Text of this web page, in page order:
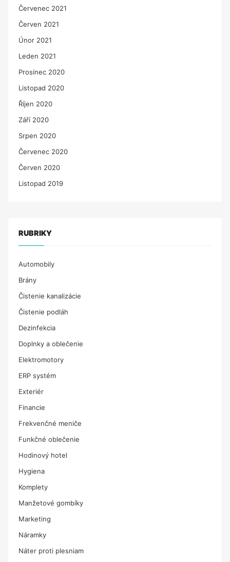
Červenec 2021
Červen 2021
Únor 2021
Leden 2021
Prosinec 2020
Listopad 2020
Říjen 2020
Září 2020
Srpen 2020
Červenec 2020
Červen 2020
Listopad 2019
RUBRIKY
Automobily
Brány
Čistenie kanalizácie
Čistenie podláh
Dezinfekcia
Doplnky a oblečenie
Elektromotory
ERP systém
Exteriér
Financie
Frekvenčné meniče
Funkčné oblečenie
Hodinový hotel
Hygiena
Komplety
Manžetové gombíky
Marketing
Náramky
Náter proti plesniam